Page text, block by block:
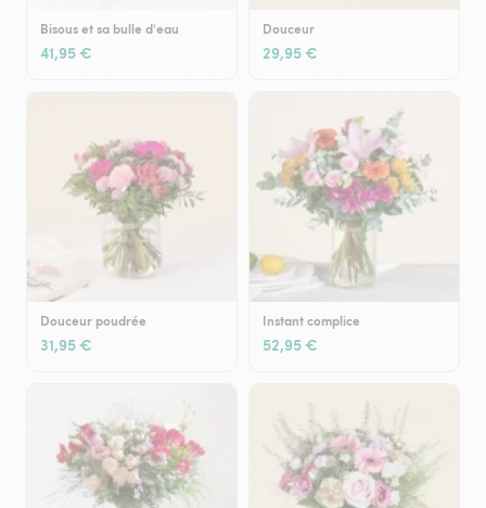
Bisous et sa bulle d'eau
41,95 €
Douceur
29,95 €
Douceur poudrée
31,95 €
Instant complice
52,95 €